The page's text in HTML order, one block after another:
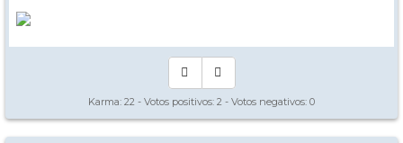
Karma: 22 - Votos positivos: 2 - Votos negativos: 0